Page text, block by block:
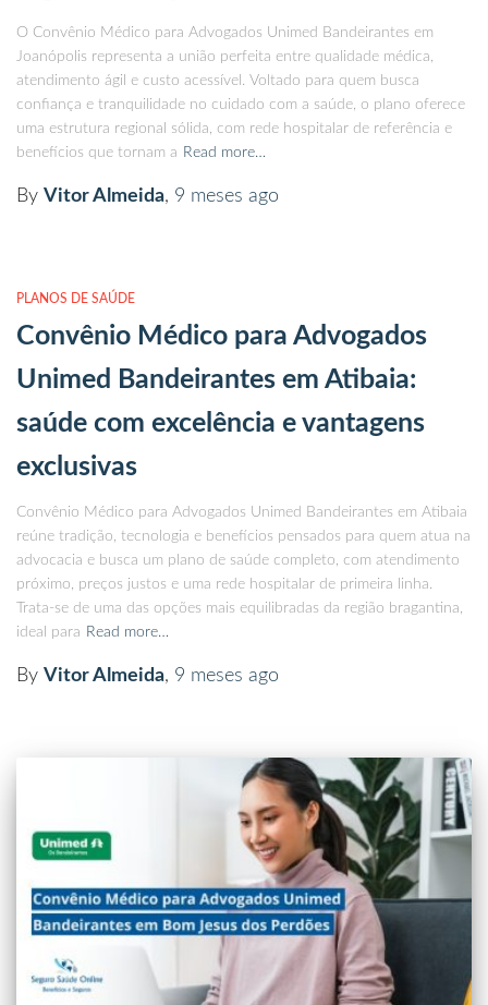
O Convênio Médico para Advogados Unimed Bandeirantes em
Joanópolis representa a união perfeita entre qualidade médica,
atendimento ágil e custo acessível. Voltado para quem busca
confiança e tranquilidade no cuidado com a saúde, o plano oferece
uma estrutura regional sólida, com rede hospitalar de referência e
benefícios que tornam a Read more…
By Vitor Almeida, 9 meses ago
PLANOS DE SAÚDE
Convênio Médico para Advogados
Unimed Bandeirantes em Atibaia:
saúde com excelência e vantagens
exclusivas
Convênio Médico para Advogados Unimed Bandeirantes em Atibaia
reúne tradição, tecnologia e benefícios pensados para quem atua na
advocacia e busca um plano de saúde completo, com atendimento
próximo, preços justos e uma rede hospitalar de primeira linha.
Trata-se de uma das opções mais equilibradas da região bragantina,
ideal para Read more…
By Vitor Almeida, 9 meses ago